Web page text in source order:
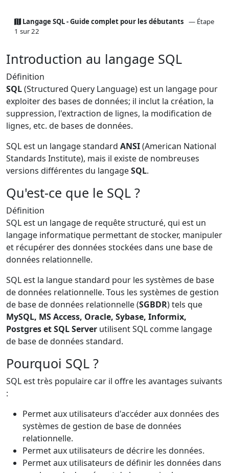
Langage SQL - Guide complet pour les débutants — Étape
1 sur 22
Introduction au langage SQL
Définition
SQL(Structured Query Language) est un langage pour
exploiter des bases de données; il inclut la création, la
suppression, l'extraction de lignes, la modification de
lignes, etc. de bases de données.
SQL est un langage standard ANSI(American National
Standards Institute), mais il existe de nombreuses
versions différentes du langageSQL.
Qu'est-ce que le SQL ?
Définition
SQL est un langage de requête structuré, qui est un
langage informatique permettant de stocker, manipuler
et récupérer des données stockées dans une base de
données relationnelle.
SQL est la langue standard pour les systèmes de base
de données relationnelle. Tous les systèmes de gestion
de base de données relationnelle (SGBDR) tels que
MySQL, MS Access, Oracle, Sybase, Informix,
Postgres et SQL Server utilisent SQL comme langage
de base de données standard.
Pourquoi SQL ?
SQL est très populaire car il offre les avantages suivants
:
Permet aux utilisateurs d'accéder aux données des
systèmes de gestion de base de données
relationnelle.
Permet aux utilisateurs de décrire les données.
Permet aux utilisateurs de définir les données dans